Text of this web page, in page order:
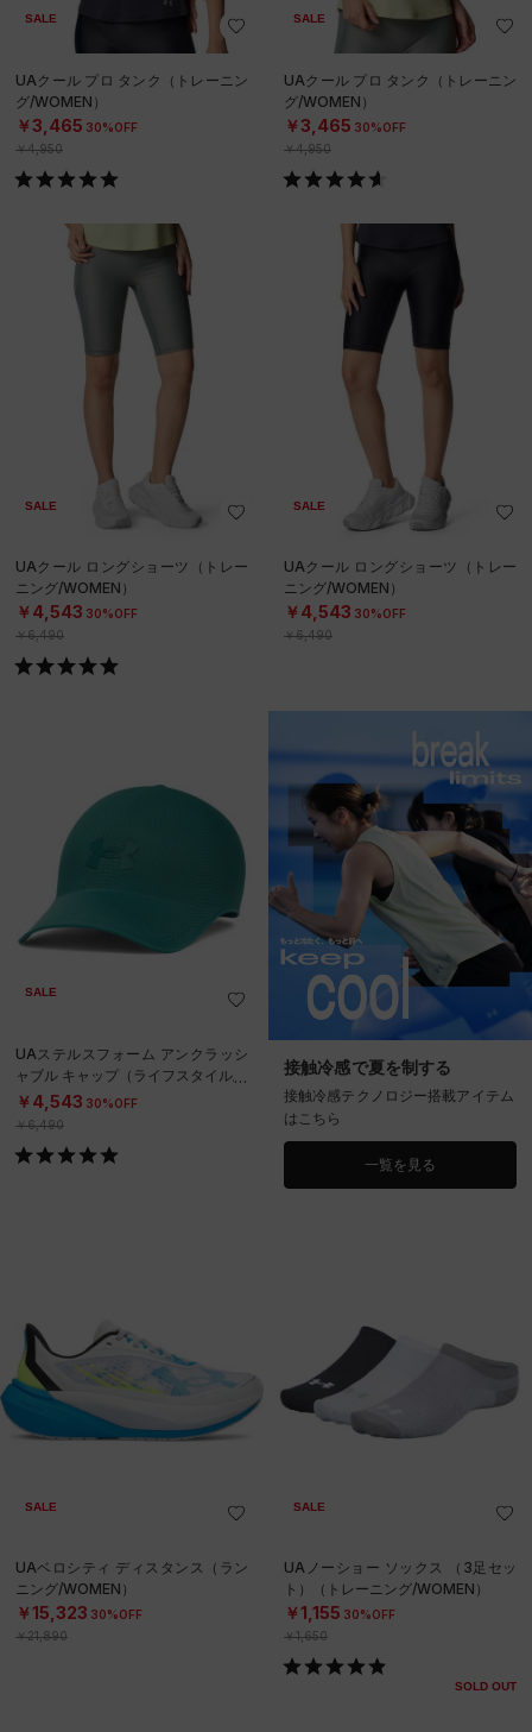
SALE
UAクール プロ タンク（トレーニン
グ/WOMEN）
￥3,465 30%OFF
￥4,950
SALE
UAクール プロ タンク（トレーニン
グ/WOMEN）
￥3,465 30%OFF
￥4,950
SALE
UAクール ロングショーツ（トレー
ニング/WOMEN）
￥4,543 30%OFF
￥6,490
SALE
UAクール ロングショーツ（トレー
ニング/WOMEN）
￥4,543 30%OFF
￥6,490
SALE
UAステルスフォーム アンクラッシ
ャブル キャップ（ライフスタイル/U
NISEX）
￥4,543 30%OFF
￥6,490
接触冷感で夏を制する
接触冷感テクノロジー搭載アイテム
はこちら
一覧を見る
SALE
UAベロシティ ディスタンス（ラン
ニング/WOMEN）
￥15,323 30%OFF
￥21,890
SALE
UAノーショー ソックス （3足セッ
ト）（トレーニング/WOMEN）
￥1,155 30%OFF
￥1,650
SOLD OUT